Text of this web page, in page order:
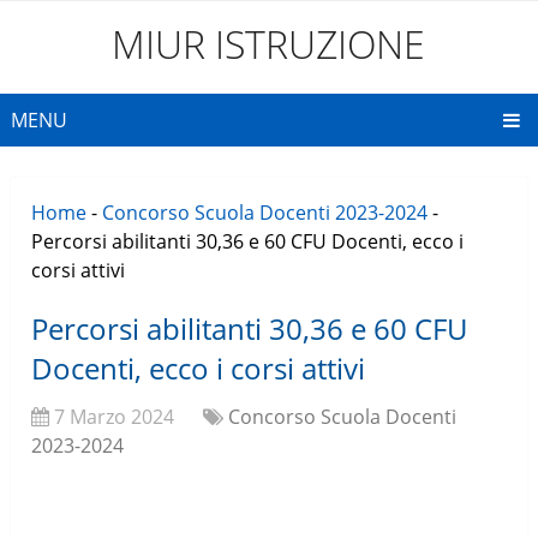
MIUR ISTRUZIONE
MENU
Home- Concorso Scuola Docenti 2023-2024-
Percorsi abilitanti 30,36 e 60 CFU Docenti, ecco i
corsi attivi
Percorsi abilitanti 30,36 e 60 CFU
Docenti, ecco i corsi attivi
7 Marzo 2024
Concorso Scuola Docenti
2023-2024